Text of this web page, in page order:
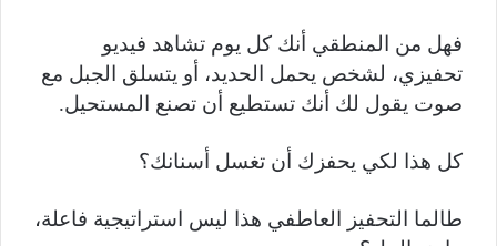
فهل من المنطقي أنك كل يوم تشاهد فيديو
تحفيزي، لشخص يحمل الحديد، أو يتسلق الجبل مع
صوت يقول لك أنك تستطيع أن تصنع المستحيل.
كل هذا لكي يحفزك أن تغسل أسنانك؟
طالما التحفيز العاطفي هذا ليس استراتيجية فاعلة،